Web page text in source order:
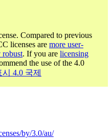
Compared to previous
licenses are more user-
robust. If you are licensing
the use of the 4.0
4.0 국제
by/3.0/au/